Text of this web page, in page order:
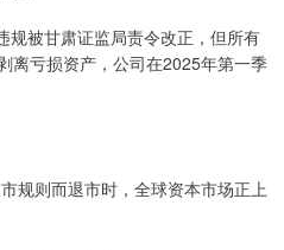
被甘肃证监局责令改正，但所有
离亏损资产，公司在2025年第一季
则而退市时，全球资本市场正上